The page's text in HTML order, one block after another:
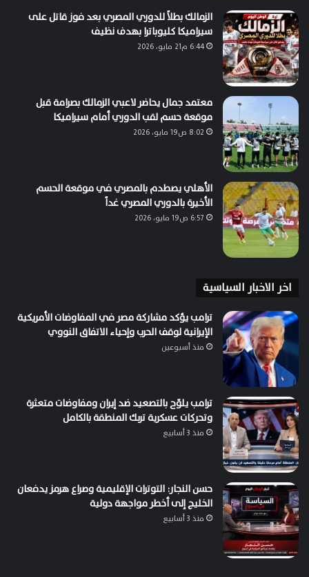
الزمالك بطلاً للدوري المصري بعد فوز قاتل على
سيراميكا كليوباترا بهدف نظيف
6:44 م21 مايو، 2026
معتمد جمال يحاضر لاعبي الزمالك بصرامة قبل
موقعة حسم لقب الدوري أمام سيراميكا
8:02 ص19 مايو، 2026
الأهلي يصطدم بالمصري في موقعة الحسم
الأخيرة بالدوري المصري غداً
6:57 ص19 مايو، 2026
اخر الاخبار السياسية
ترامب يؤكد مشاركة مصر في المفاوضات الأمريكية
الإيرانية لوقف الحرب وإحياء الاتفاق النووي
منذ أسبوعين
ترامب يلوّح بالتصعيد ضد إيران ومفاوضات متعثرة
وتحركات عسكرية تربك المنطقة بالكامل
منذ 3 أسابيع
حسن النجار: التوترات الإقليمية وصراع هرمز يدفعان
الخليج إلى أخطر مواجهة دولية
منذ 3 أسابيع